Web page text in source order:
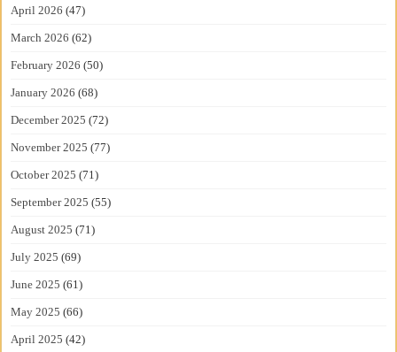
April 2026 (47)
March 2026 (62)
February 2026 (50)
January 2026 (68)
December 2025 (72)
November 2025 (77)
October 2025 (71)
September 2025 (55)
August 2025 (71)
July 2025 (69)
June 2025 (61)
May 2025 (66)
April 2025 (42)